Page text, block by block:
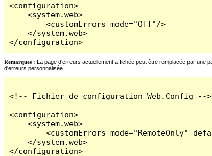
<configuration>
    <system.web>
        <customErrors mode="Off"/>
    </system.web>
</configuration>
Remarques : La page d'erreurs actuellement affichée peut être remplacée par une
d'erreurs personnalisée !
<!-- Fichier de configuration Web.Config -->
<configuration>
    <system.web>
<customErrors mode="RemoteOnly"
    </system.web>
</configuration>